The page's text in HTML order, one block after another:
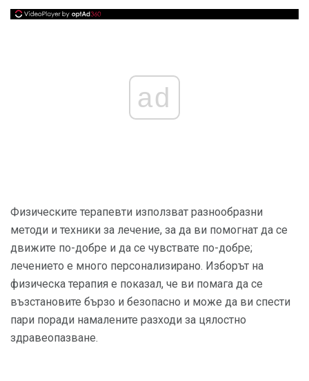
ad
Физическите терапевти използват разнообразни
методи и техники за лечение, за да ви помогнат да се
движите по-добре и да се чувствате по-добре;
лечението е много персонализирано. Изборът на
физическа терапия е показал, че ви помага да се
възстановите бързо и безопасно и може да ви спести
пари поради намалените разходи за цялостно
здравеопазване.